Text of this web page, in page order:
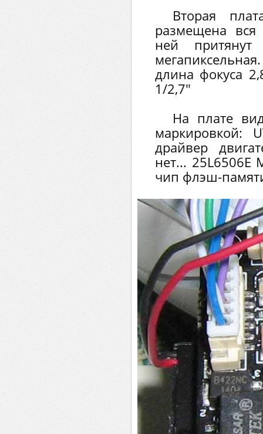
Вторая
размещена вся
ней
длина фокуса
1/2,7"
На плате
маркировкой:
драйвер
нет... 25L6506E
чип флэш-